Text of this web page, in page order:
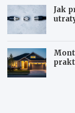
Jak
J
P